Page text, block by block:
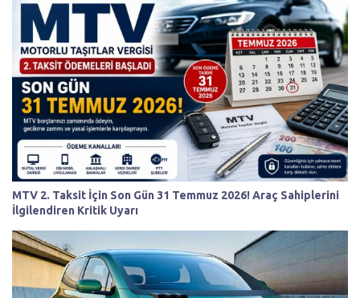
MTV 2. Taksit İçin Son Gün 31 Temmuz 2026! Araç Sahiplerini
İlgilendiren Kritik Uyarı